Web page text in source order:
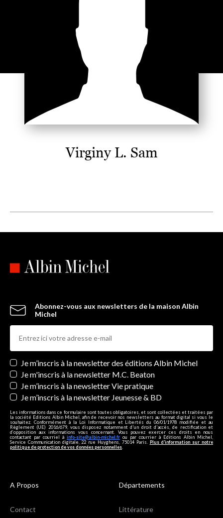
Virginy L. Sam
Abonnez-vous aux newsletters de la maison Albin
Michel
Newsletters
Je m’inscris à la newsletter des éditions Albin Michel
Je m'inscris à la newsletter M.C. Beaton
Je m’inscris à la newsletter Vie pratique
Je m’inscris à la newsletter Jeunesse & BD
Les informations dans ce formulaire sont toutes obligatoires, et sont collectées et traitées par
la société Editions Albin Michel, afin de recevoir nos newsletters au format digital si vous le
souhaitez. Conformément à la Loi Informatique et Libertés du 06/01/1978 modifiée et au
Règlement (UE) 2016/679, vous disposez notamment d'un droit d'accès, de rectification et
d’opposition aux informations vous concernant. Vous pouvez exercer ces droits en nous
contactant par courriel à info-site@albin-michel.fr ou par courrier à Editions Albin Michel,
Service Communication digitale, 22 rue Huyghens, 75014 Paris. Plus d’information sur notre
politique de protection de vos données personnelles
A Propos
Contact
Départements
Littérature